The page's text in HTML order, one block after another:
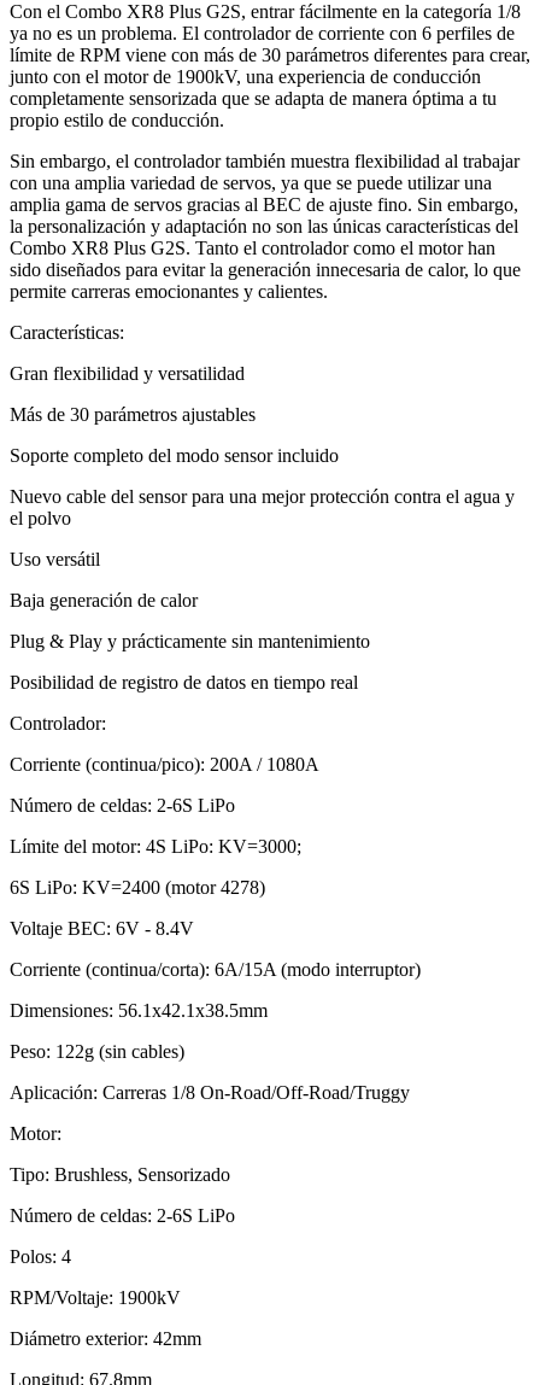
Con el Combo XR8 Plus G2S, entrar fácilmente en la categoría 1/8
ya no es un problema. El controlador de corriente con 6 perfiles de
límite de RPM viene con más de 30 parámetros diferentes para crear,
junto con el motor de 1900kV, una experiencia de conducción
completamente sensorizada que se adapta de manera óptima a tu
propio estilo de conducción.
Sin embargo, el controlador también muestra flexibilidad al trabajar
con una amplia variedad de servos, ya que se puede utilizar una
amplia gama de servos gracias al BEC de ajuste fino. Sin embargo,
la personalización y adaptación no son las únicas características del
Combo XR8 Plus G2S. Tanto el controlador como el motor han
sido diseñados para evitar la generación innecesaria de calor, lo que
permite carreras emocionantes y calientes.
Características:
Gran flexibilidad y versatilidad
Más de 30 parámetros ajustables
Soporte completo del modo sensor incluido
Nuevo cable del sensor para una mejor protección contra el agua y
el polvo
Uso versátil
Baja generación de calor
Plug & Play y prácticamente sin mantenimiento
Posibilidad de registro de datos en tiempo real
Controlador:
Corriente (continua/pico): 200A / 1080A
Número de celdas: 2-6S LiPo
Límite del motor: 4S LiPo: KV=3000;
6S LiPo: KV=2400 (motor 4278)
Voltaje BEC: 6V - 8.4V
Corriente (continua/corta): 6A/15A (modo interruptor)
Dimensiones: 56.1x42.1x38.5mm
Peso: 122g (sin cables)
Aplicación: Carreras 1/8 On-Road/Off-Road/Truggy
Motor:
Tipo: Brushless, Sensorizado
Número de celdas: 2-6S LiPo
Polos: 4
RPM/Voltaje: 1900kV
Diámetro exterior: 42mm
Longitud: 67.8mm